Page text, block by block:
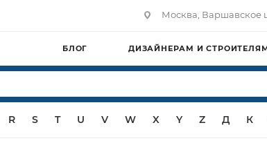
Москва, Варшавское
БЛОГ ДИЗАЙНЕРАМ И
R S T U V W X Y Z Д К